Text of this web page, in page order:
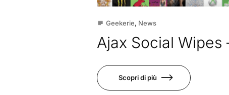
subject Geekerie, News
Ajax Social
Scopri di più